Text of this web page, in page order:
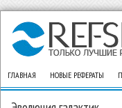
ГЛАВНАЯ НОВЫЕ РЕФЕРАТЫ